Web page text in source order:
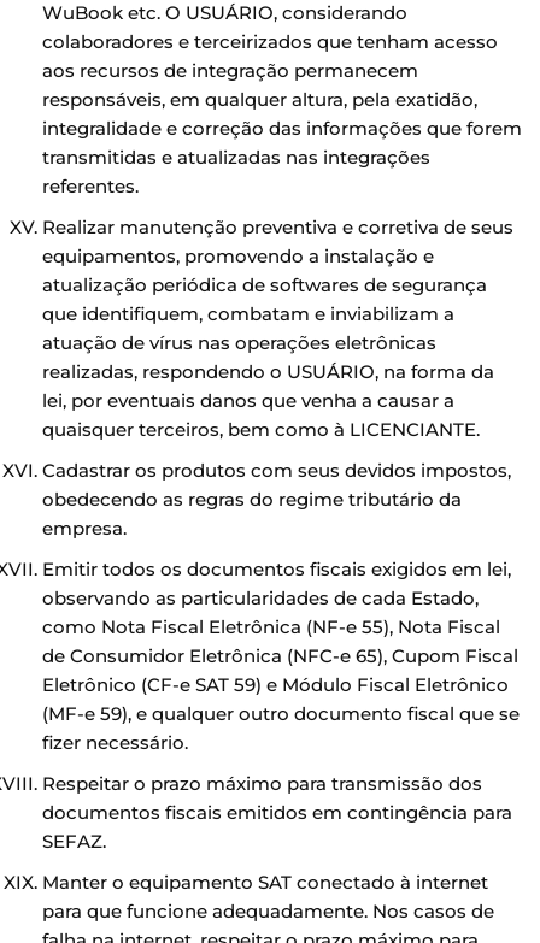
WuBook etc. O USUÁRIO, considerando
colaboradores e terceirizados que tenham acesso
aos recursos de integração permanecem
responsáveis, em qualquer altura, pela exatidão,
integralidade e correção das informações que forem
transmitidas e atualizadas nas integrações
referentes.
Realizar manutenção preventiva e corretiva de seus
equipamentos, promovendo a instalação e
atualização periódica de softwares de segurança
que identifiquem, combatam e inviabilizam a
atuação de vírus nas operações eletrônicas
realizadas, respondendo o USUÁRIO, na forma da
lei, por eventuais danos que venha a causar a
quaisquer terceiros, bem como à LICENCIANTE.
Cadastrar os produtos com seus devidos impostos,
obedecendo as regras do regime tributário da
empresa.
Emitir todos os documentos fiscais exigidos em lei,
observando as particularidades de cada Estado,
como Nota Fiscal Eletrônica (NF-e 55), Nota Fiscal
de Consumidor Eletrônica (NFC-e 65), Cupom Fiscal
Eletrônico (CF-e SAT 59) e Módulo Fiscal Eletrônico
(MF-e 59), e qualquer outro documento fiscal que se
fizer necessário.
Respeitar o prazo máximo para transmissão dos
documentos fiscais emitidos em contingência para
SEFAZ.
Manter o equipamento SAT conectado à internet
para que funcione adequadamente. Nos casos de